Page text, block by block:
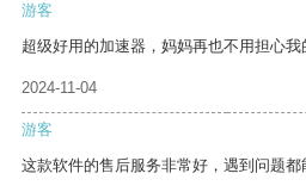
游客
超级好用的加速器，妈妈再也不用担心我
2024-11-04
游客
这款软件的售后服务非常好，遇到问题都